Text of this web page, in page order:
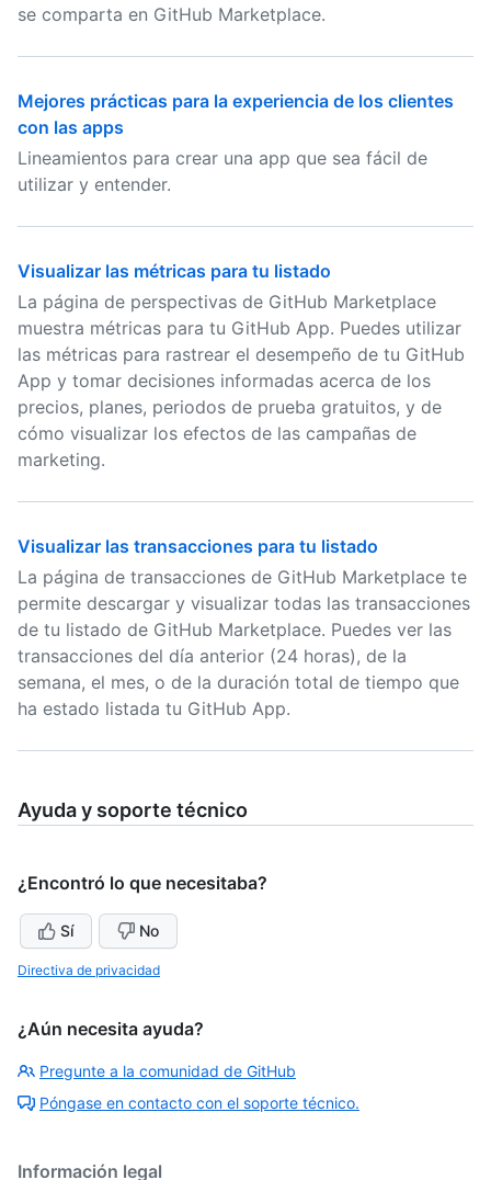
se comparta en GitHub Marketplace.
Mejores prácticas para la experiencia de los clientes
con las apps
Lineamientos para crear una app que sea fácil de
utilizar y entender.
Visualizar las métricas para tu listado
La página de perspectivas de GitHub Marketplace
muestra métricas para tu GitHub App. Puedes utilizar
las métricas para rastrear el desempeño de tu GitHub
App y tomar decisiones informadas acerca de los
precios, planes, periodos de prueba gratuitos, y de
cómo visualizar los efectos de las campañas de
marketing.
Visualizar las transacciones para tu listado
La página de transacciones de GitHub Marketplace te
permite descargar y visualizar todas las transacciones
de tu listado de GitHub Marketplace. Puedes ver las
transacciones del día anterior (24 horas), de la
semana, el mes, o de la duración total de tiempo que
ha estado listada tu GitHub App.
Ayuda y soporte técnico
¿Encontró lo que necesitaba?
Sí No
Directiva de privacidad
¿Aún necesita ayuda?
Pregunte a la comunidad de GitHub
Póngase en contacto con el soporte técnico.
Información legal